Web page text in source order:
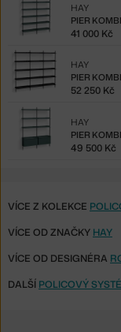
PIER
HAY
41 000 Kč
PIER
HAY
52 250 Kč
PIER
HAY
49 500 Kč
VÍCE Z KOLEKCE
VÍCE OD ZNAČKY HAY
VÍCE OD DESIGNÉRA
DALŠÍ POLICOVÝ